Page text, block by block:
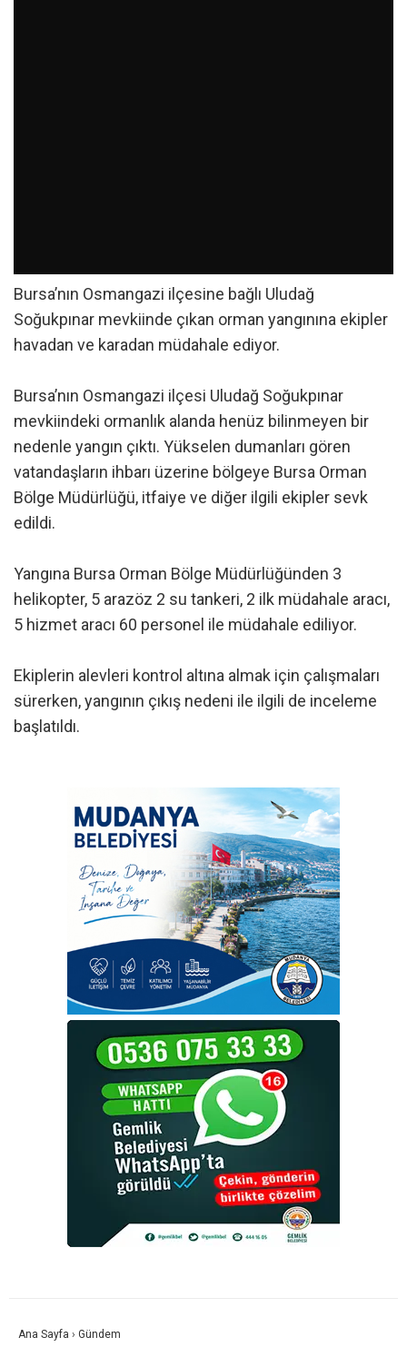
Bursa’nın Osmangazi ilçesine bağlı Uludağ
Soğukpınar mevkiinde çıkan orman yangınına ekipler
havadan ve karadan müdahale ediyor.
Bursa’nın Osmangazi ilçesi Uludağ Soğukpınar
mevkiindeki ormanlık alanda henüz bilinmeyen bir
nedenle yangın çıktı. Yükselen dumanları gören
vatandaşların ihbarı üzerine bölgeye Bursa Orman
Bölge Müdürlüğü, itfaiye ve diğer ilgili ekipler sevk
edildi.
Yangına Bursa Orman Bölge Müdürlüğünden 3
helikopter, 5 arazöz 2 su tankeri, 2 ilk müdahale aracı,
5 hizmet aracı 60 personel ile müdahale ediliyor.
Ekiplerin alevleri kontrol altına almak için çalışmaları
sürerken, yangının çıkış nedeni ile ilgili de inceleme
başlatıldı.
Ana Sayfa › Gündem